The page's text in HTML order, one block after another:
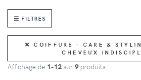
FILTRES
COIFFURE - CARE &
CHEVEUX
Affichage de 1-12sur 9 produits